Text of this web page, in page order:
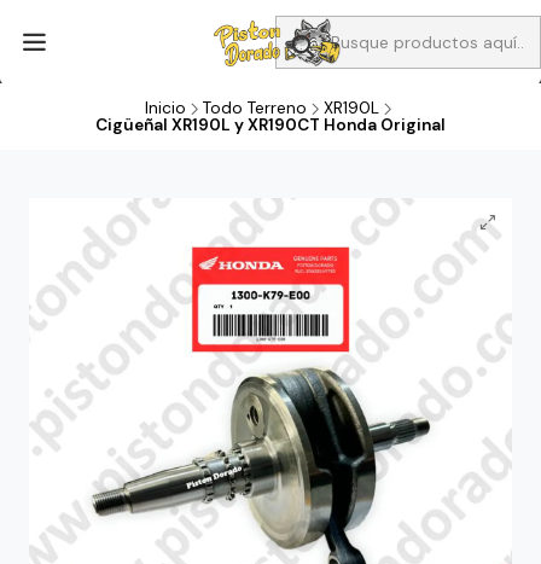
Aprovecha Compra 1 Aceites Full sintético o 1 Aceite semi
sintetico y el filtro de aire verde para la CB190R o CBF160M a 13
Inicio Todo Terreno
XR190L
Cigüeñal XR190L y XR190CT Honda Original